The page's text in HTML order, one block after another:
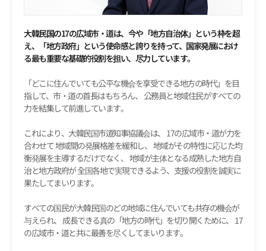
大韓民国の17の広域市・道は、今や「地方自治体」という枠を超
え、「地方政府」という使命感と誇りを持って、国家発展におけ
る最も重要な基礎的役割を担い、尽力しています。
「どこに住んでいても公平な機会を享受できる地方の時代」を目
指して、市・道の首長はもちろん、 公務員と地域住民がすべての
力を結集して前進しています。
これにより、大韓民国市道知事協議会は、 17の広域市・道が力を
合わせて地域間の発展格差を緩和し、 地域がその特性に応じた均
衡発展を主導するだけでなく、 地域が主体となる成熟した地方自
治と地方政府が全国各地で実現できるよう、支援の役割を誠実に
果たしてまいります。
すべての国民が大韓民国のどの地域に住んでいても共存の機会が
与えられ、 成長できる真の「地方の時代」を切り開くために、 17
の広域市・道と共に最善を尽くしてまいります。